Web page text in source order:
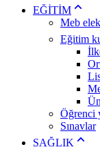
EĞİTİM
Meb
Eğitim
Öğrenci
Sınavlar
SAĞLIK